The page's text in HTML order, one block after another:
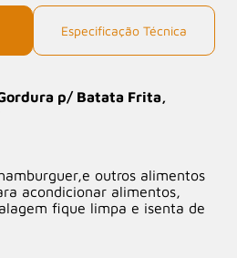
Especificação Técnica
p/ Batata Frita,
outros alimentos
acondicionar alimentos,
fique limpa e isenta de